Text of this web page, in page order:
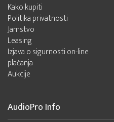
Kako kupiti
Politika privatnosti
Jamstvo
Leasing
Izjava o sigurnosti on-line
plaćanja
Aukcije
AudioPro Info